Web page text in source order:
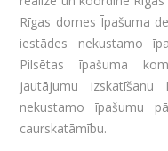
Rīgas domes Īpašuma
iestādes nekustamo
Pilsētas īpašuma
jautājumu
nekustamo īpašumu
caurskatāmību.